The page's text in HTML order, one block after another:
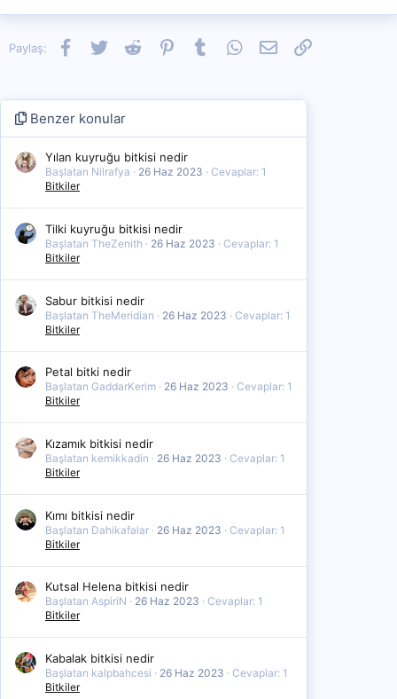
Paylaş: Facebook
TwitterReddit PinterestTumblrWhatsApp
E-postaLink
Benzer konular
Yılan kuyruğu bitkisi nedir
Başlatan Nilrafya 26 Haz 2023
Cevaplar: 1
Bitkiler
Tilki kuyruğu bitkisi nedir
Başlatan TheZenith 26 Haz 2023
Cevaplar: 1
Bitkiler
Sabur bitkisi nedir
Başlatan TheMeridian 26 Haz 2023
Cevaplar: 1
Bitkiler
Petal bitki nedir
Başlatan GaddarKerim 26 Haz 2023
Cevaplar: 1
Bitkiler
Kızamık bitkisi nedir
Başlatan kemikkadin 26 Haz 2023
Cevaplar: 1
Bitkiler
Kımı bitkisi nedir
Başlatan Dahikafalar 26 Haz 2023
Cevaplar: 1
Bitkiler
Kutsal Helena bitkisi nedir
Başlatan AspiriN 26 Haz 2023
Cevaplar: 1
Bitkiler
Kabalak bitkisi nedir
Başlatan kalpbahcesi 26 Haz 2023
Cevaplar: 1
Bitkiler